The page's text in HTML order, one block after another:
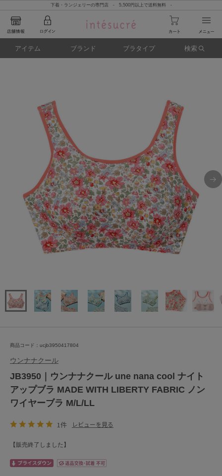
下着・ランジェリーの専門店 - 5,500円以上で送料無料 -
アイテム ブランド ブラタイプ 検索
商品コード：ucjb3950417804
ウンナナクール
JB3950｜ウンナナクール une nana cool ナイト
アップブラ MADE WITH LIBERTY FABRIC ノン
ワイヤーブラ M/L/LL
1件 レビューを見る
【販売終了しました】